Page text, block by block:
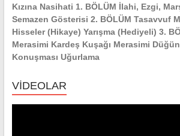
Kızına Nasihati 1. BÖLÜM İlahi, Ezgi,
Semazen Gösterisi 2. BÖLÜM Tasavvuf
Hisseler (Hikaye) Yarışma (Hediyeli) 3.
Merasimi Kardeş Kuşağı Merasimi Düğün
Konuşması Uğurlama
VİDEOLAR